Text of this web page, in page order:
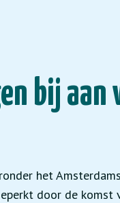
bij aan
het
door de komst